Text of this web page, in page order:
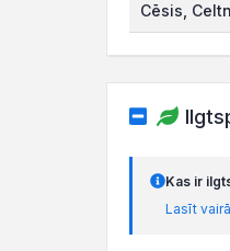
Cēsis,
Kas ir
Lasīt